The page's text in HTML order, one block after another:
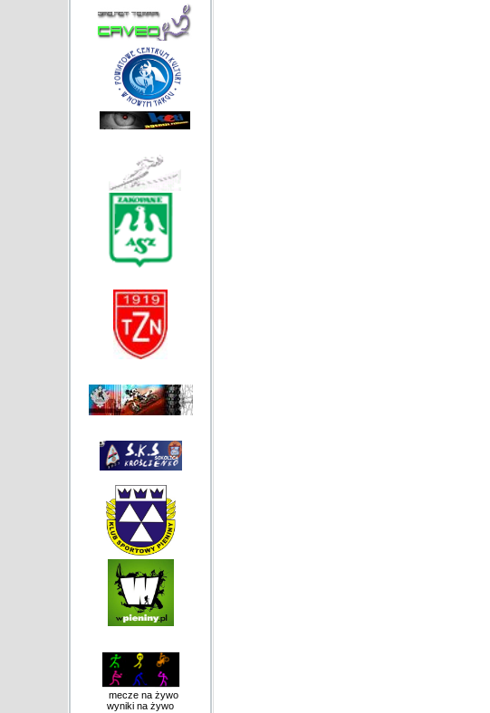
mecze na żywo
wyniki na żywo